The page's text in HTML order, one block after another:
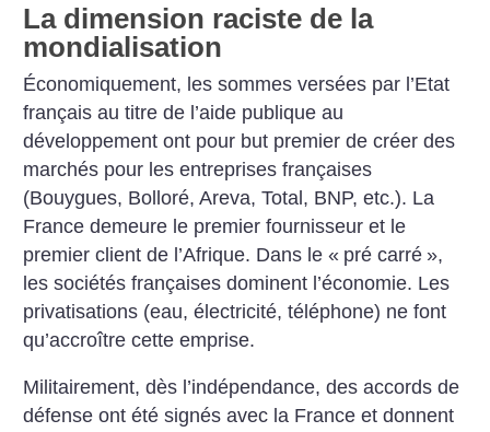
La dimension raciste de la
mondialisation
Économiquement, les sommes versées par l’Etat
français au titre de l’aide publique au
développement ont pour but premier de créer des
marchés pour les entreprises françaises
(Bouygues, Bolloré, Areva, Total, BNP, etc.). La
France demeure le premier fournisseur et le
premier client de l’Afrique. Dans le « pré carré »,
les sociétés françaises dominent l’économie. Les
privatisations (eau, électricité, téléphone) ne font
qu’accroître cette emprise.
Militairement, dès l’indépendance, des accords de
défense ont été signés avec la France et donnent